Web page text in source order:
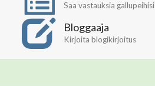
Saa vastauksia gallupeihisi
Bloggaaja
Kirjoita blogikirjoitus